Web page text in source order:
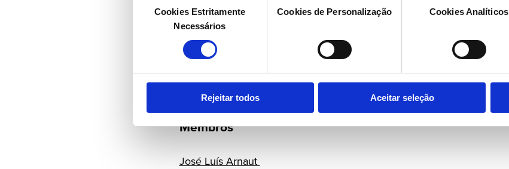
consentimento
Cookies Estritamente
Necessários
Cookies de Personalização Cookies Analíticos
Rejeitar todos Aceitar seleção
Conselho de Jurisdição Nacional
Presidente
Membros
José Luís Arnaut